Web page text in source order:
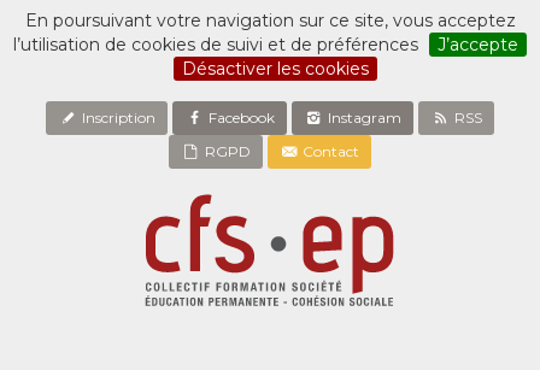
En poursuivant votre navigation sur ce site, vous acceptez
l’utilisation de cookies de suivi et de préférences
J’accepte
Désactiver les cookies
Inscription Facebook Instagram
RSS
RGPD
Contact